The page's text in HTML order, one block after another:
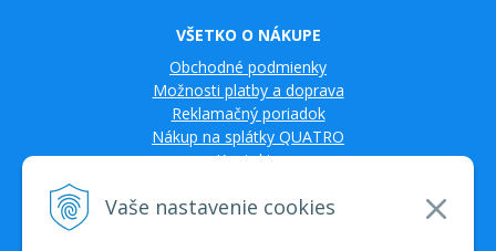
Vaše nastavenie cookies
VŠETKO O NÁKUPE
Obchodné podmienky
Možnosti platby a doprava
Reklamačný poriadok
Nákup na splátky QUATRO
Kontakty